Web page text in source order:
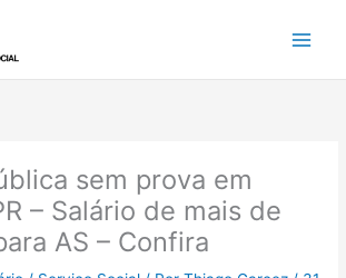
sem prova em
– Salário de mais de
AS – Confira